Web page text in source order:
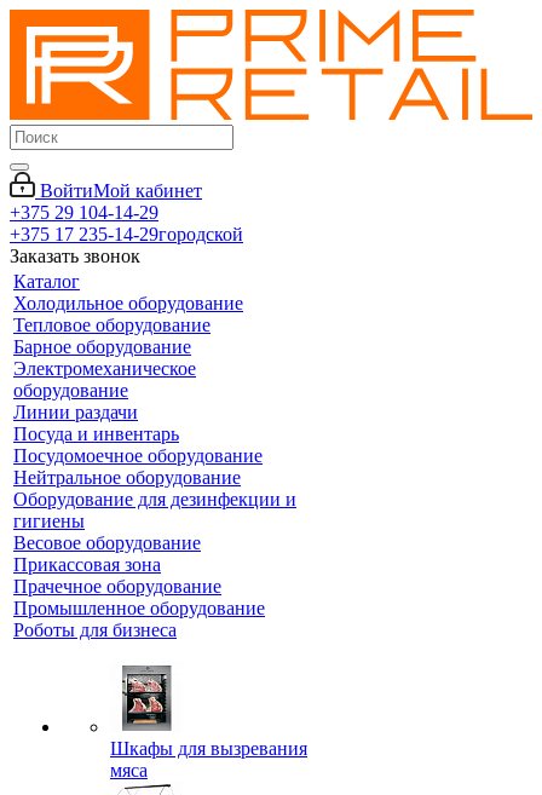
ВойтиМой кабинет
+375 29 104-14-29
+375 17 235-14-29городской
Заказать звонок
Каталог
Холодильное оборудование
Тепловое оборудование
Барное оборудование
Электромеханическое
оборудование
Линии раздачи
Посуда и инвентарь
Посудомоечное оборудование
Нейтральное оборудование
Оборудование для дезинфекции и
гигиены
Весовое оборудование
Прикассовая зона
Прачечное оборудование
Промышленное оборудование
Роботы для бизнеса
Шкафы для вызревания
мяса